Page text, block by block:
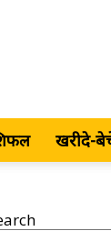
खरीदे-